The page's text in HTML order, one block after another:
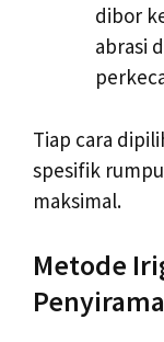
dibor
abrasi
Tiap cara
spesifik
maksimal.
Metode